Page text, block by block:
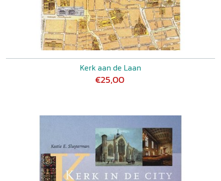
Kerk aan de Laan
€25,00